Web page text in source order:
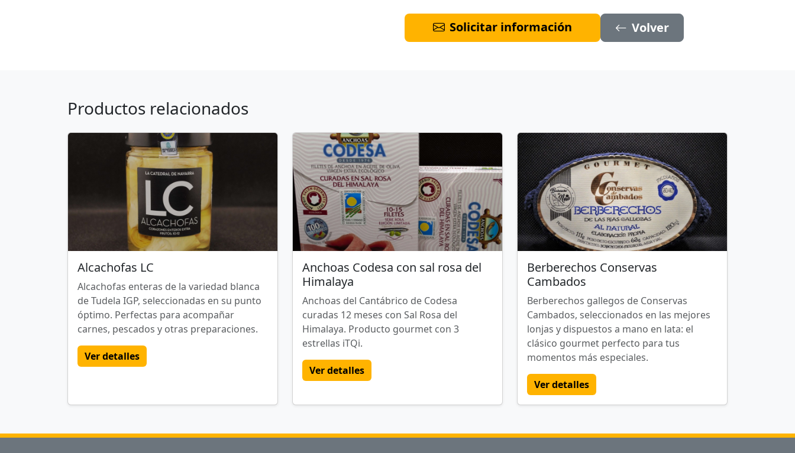
Solicitar información Volver
Productos relacionados
Alcachofas LC
Alcachofas enteras de la variedad blanca
de Tudela IGP, seleccionadas en su punto
óptimo. Perfectas para acompañar
carnes, pescados y otras preparaciones.
Ver detalles
Anchoas Codesa con sal rosa del
Himalaya
Anchoas del Cantábrico de Codesa
curadas 12 meses con Sal Rosa del
Himalaya. Producto gourmet con 3
estrellas iTQi.
Ver detalles
Berberechos Conservas
Cambados
Berberechos gallegos de Conservas
Cambados, seleccionados en las mejores
lonjas y dispuestos a mano en lata: el
clásico gourmet perfecto para tus
momentos más especiales.
Ver detalles